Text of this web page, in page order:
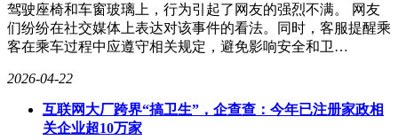
驾驶座椅和车窗玻璃上，行为引起了网友的强烈不满。 网友
们纷纷在社交媒体上表达对该事件的看法。同时，客服提醒乘
客在乘车过程中应遵守相关规定，避免影响安全和卫…
2026-04-22
互联网大厂跨界“搞卫生”，企查查：今年已注册家政相
关企业超10万家